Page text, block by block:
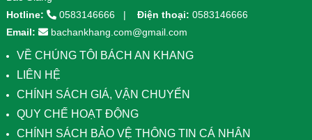
Hotline:
0583146666 Điện thoại: 0583146666
Email:
bachankhang.com@gmail.com
VỀ CHÚNG TÔI BÁCH AN KHANG
LIÊN HỆ
CHÍNH SÁCH GIÁ, VẬN CHUYỂN
QUY CHẾ HOẠT ĐỘNG
CHÍNH SÁCH BẢO VỆ THÔNG TIN CÁ NHÂN